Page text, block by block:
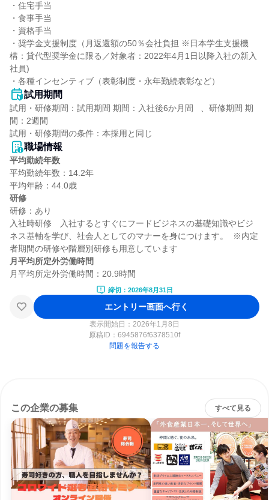
・住宅手当
・食事手当
・資格手当
・奨学金支援制度（月返還額の50％会社負担 ※日本学生支援機
構：貸代型奨学金に限る／対象者：2022年4月1日以降入社の新入
社員)
・各種インセンティブ（表彰制度・永年勤続表彰など）
試用期間
試用・研修期間：試用期間 期間：入社後6か月間   、研修期間 期
間：2週間
職場情報
平均勤続年数
平均勤続年数：14.2年
研修
研修：あり
入社時研修　入社するとすぐにフードビジネスの基礎知識やビジ
ネス基軸を学び、社会人としてのマナーを身につけます。  ※内定
月平均所定外労働時間
締切：2026年8月31日
エントリー画面へ行く
表示開始日：2026年1月8日
原稿ID： 6945876f6378510f
問題を報告する
この企業の募集 すべて見る